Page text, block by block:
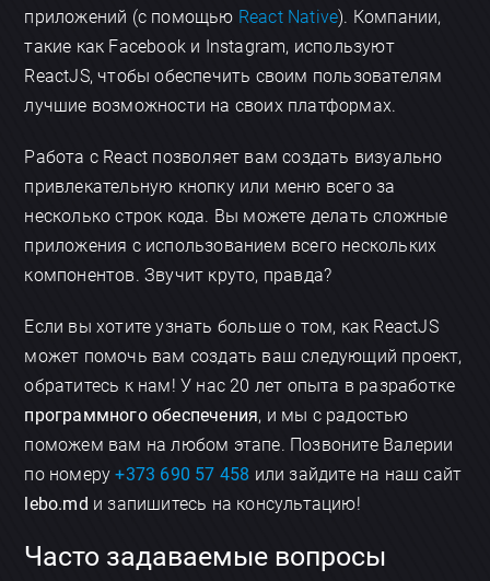
приложений (с помощью React Native). Компании,
такие как Facebook и Instagram, используют
ReactJS, чтобы обеспечить своим пользователям
лучшие возможности на своих платформах.
Работа с React позволяет вам создать визуально
привлекательную кнопку или меню всего за
несколько строк кода. Вы можете делать сложные
приложения с использованием всего нескольких
компонентов. Звучит круто, правда?
Если вы хотите узнать больше о том, как ReactJS
может помочь вам создать ваш следующий проект,
обратитесь к нам! У нас 20 лет опыта в разработке
программного обеспечения, и мы с радостью
поможем вам на любом этапе. Позвоните Валерии
по номеру+373 690 57 458 или зайдите на наш сайт
lebo.md и запишитесь на консультацию!
Часто задаваемые вопросы